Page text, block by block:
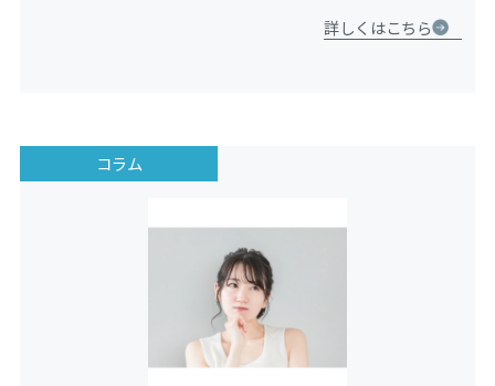
詳しくはこちら
コラム